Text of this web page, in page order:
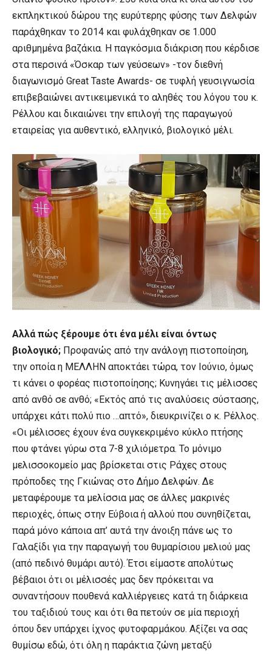
εκπληκτικού δώρου της ευρύτερης φύσης των Δελφών
παράχθηκαν το 2014 και φυλάχθηκαν σε 1.000
αριθμημένα βαζάκια. Η παγκόσμια διάκριση που κέρδισε
στα περσινά «Όσκαρ των γεύσεων» -τον διεθνή
διαγωνισμό Great Taste Awards- σε τυφλή γευσιγνωσία
επιβεβαιώνει αντικειμενικά το αληθές του λόγου του κ.
Ρέλλου και δικαιώνει την επιλογή της παραγωγού
εταιρείας για αυθεντικό, ελληνικό, βιολογικό μέλι.
Αλλά πώς ξέρουμε ότι ένα μέλι είναι όντως
βιολογικό; Προφανώς από την ανάλογη πιστοποίηση,
την οποία η ΜΕΛΛΗΝ αποκτάει τώρα, τον Ιούνιο, όμως
τι κάνει ο φορέας πιστοποίησης; Κυνηγάει τις μέλισσες
από ανθό σε ανθό; «Εκτός από τις αναλύσεις σύστασης,
υπάρχει κάτι πολύ πιο …απτό», διευκρινίζει ο κ. Ρέλλος.
«Οι μέλισσες έχουν ένα συγκεκριμένο κύκλο πτήσης
που φτάνει γύρω στα 7-8 χιλιόμετρα. Το μόνιμο
μελισσοκομείο μας βρίσκεται στις Ράχες στους
πρόποδες της Γκιώνας στο Δήμο Δελφών. Δε
μεταφέρουμε τα μελίσσια μας σε άλλες μακρινές
περιοχές, όπως στην Εύβοια ή αλλού που συνηθίζεται,
παρά μόνο κάποια απ’ αυτά την άνοιξη πάνε ως το
Γαλαξίδι για την παραγωγή του θυμαρίσιου μελιού μας
(από πεδινό θυμάρι αυτό). Έτσι είμαστε απολύτως
βέβαιοι ότι οι μέλισσές μας δεν πρόκειται να
συναντήσουν πουθενά καλλιέργειες κατά τη διάρκεια
του ταξιδιού τους και ότι θα πετούν σε μία περιοχή
όπου δεν υπάρχει ίχνος φυτοφαρμάκου. Αξίζει να σας
θυμίσω εδώ, ότι όλη η παράκτια ζώνη μεταξύ